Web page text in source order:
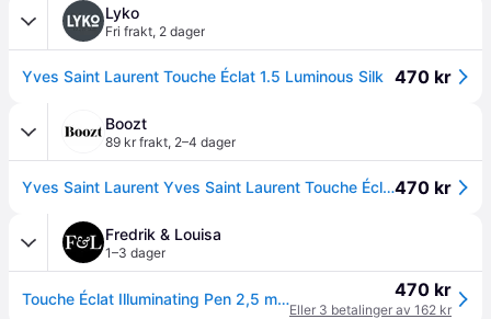
Lyko
Fri frakt, 2 dager
Yves Saint Laurent Touche Éclat 1.5 Luminous Silk 470 kr
Boozt
89 kr frakt, 2–4 dager
Yves Saint Laurent Yves Saint Laurent Touche Éclat Illuminating Pen 1.5 - 2.5ML470 kr
Fredrik & Louisa
1–3 dager
Touche Éclat Illuminating Pen 2,5 ml (Farge: 1.5 Silk) 470 kr
Eller 3 betalinger av 162 kr